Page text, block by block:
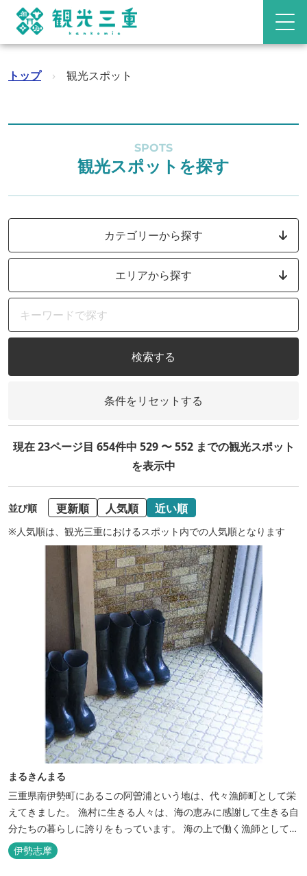
トップ › 観光スポット
SPOTS
観光スポットを探す
カテゴリーから探す
エリアから探す
検索する
条件をリセットする
現在 23ページ目 654件中 529 〜 552 までの観光スポット
を表示中
並び順 更新順 人気順 近い順
※人気順は、観光三重におけるスポット内での人気順となります
まるきんまる
三重県南伊勢町にあるこの阿曽浦という地は、代々漁師町として栄
えてきました。 漁村に生きる人々は、海の恵みに感謝して生きる自
分たちの暮らしに誇りをもっています。 海の上で働く漁師として、
自然とのかかわりを次世代につなぐ役割を果たすためにゲストハウ
スを始めました。 当ゲストハウスは一棟貸しです。 二階建ての一
伊勢志摩